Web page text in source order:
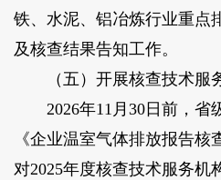
铁、水泥、铝冶炼行业重点
及核查结果告知工作。
（五）开展核查技术服
2026年11月30日前，省
《企业温室气体排放报告核
对2025年度核查技术服务机